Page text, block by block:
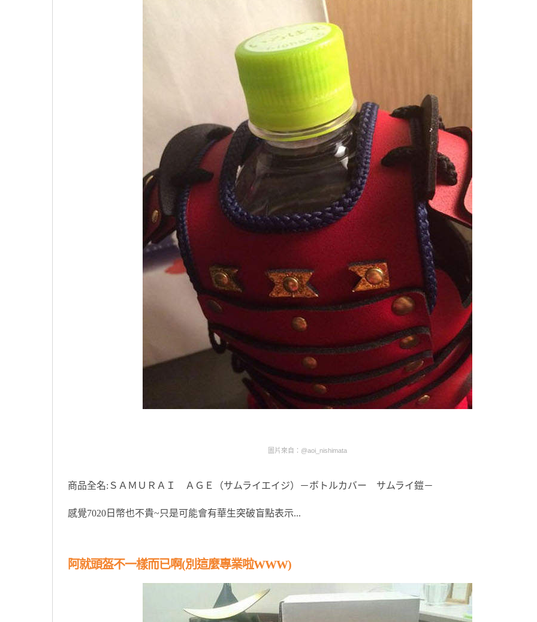
圖片來自：@aoi_nishimata
商品全名:ＳＡＭＵＲＡＩ ＡＧＥ（サムライエイジ）－ボトルカバー サムライ鎧－
感覺7020日幣也不貴~只是可能會有華生突破盲點表示...
阿就頭盔不一樣而已啊(別這麼專業啦WWW)